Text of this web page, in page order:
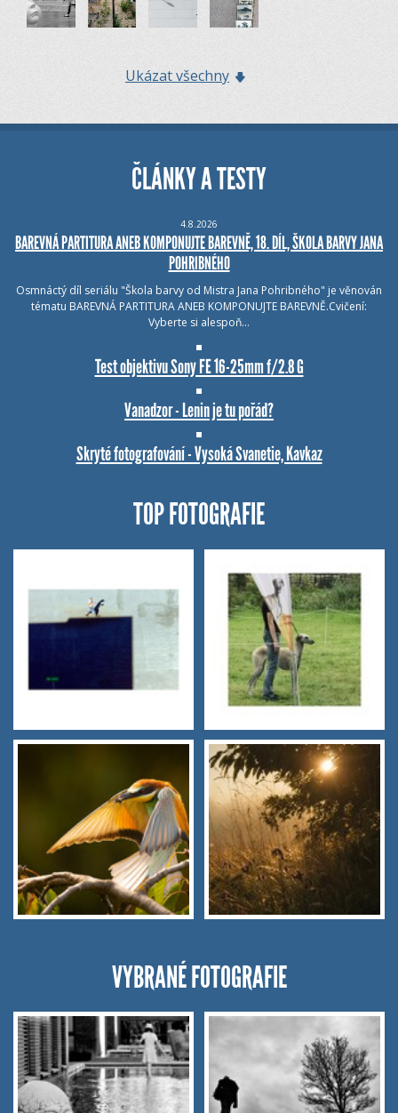
Ukázat všechny
ČLÁNKY A TESTY
4.8.2026
BAREVNÁ PARTITURA ANEB KOMPONUJTE BAREVNĚ, 18. DÍL, ŠKOLA BARVY JANA
POHRIBNÉHO
Osmnáctý díl seriálu "Škola barvy od Mistra Jana Pohribného" je věnován
tématu BAREVNÁ PARTITURA ANEB KOMPONUJTE BAREVNĚ.Cvičení:
Vyberte si alespoň…
Test objektivu Sony FE 16-25mm f/2.8 G
Vanadzor - Lenin je tu pořád?
Skryté fotografování - Vysoká Svanetie, Kavkaz
TOP FOTOGRAFIE
VYBRANÉ FOTOGRAFIE